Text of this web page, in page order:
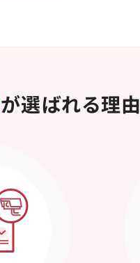
が選ばれる理